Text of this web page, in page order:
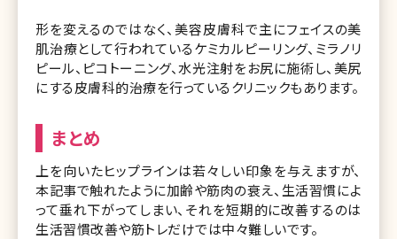
形を変えるのではなく、美容皮膚科で主にフェイスの美
肌治療として行われているケミカルピーリング、ミラノリ
ピール、ピコトーニング、水光注射をお尻に施術し、美尻
にする皮膚科的治療を行っているクリニックもあります。
まとめ
上を向いたヒップラインは若々しい印象を与えますが、
本記事で触れたように加齢や筋肉の衰え、生活習慣によ
って垂れ下がってしまい、それを短期的に改善するのは
生活習慣改善や筋トレだけでは中々難しいです。